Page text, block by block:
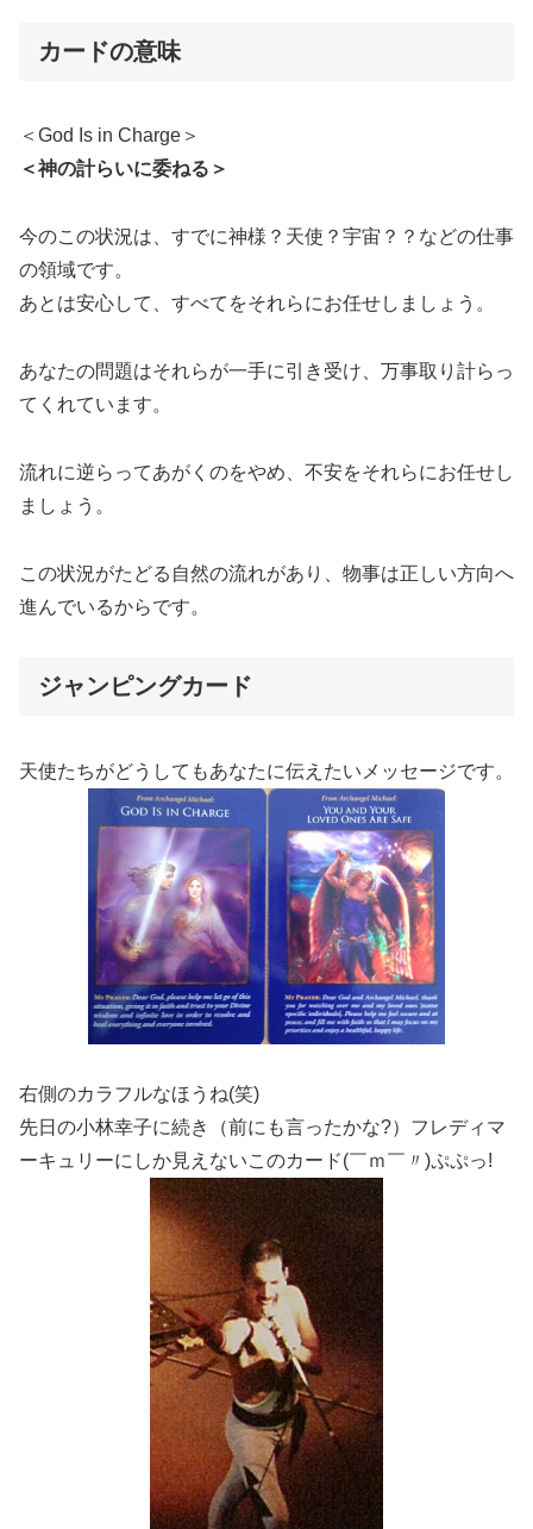
カードの意味
＜God Is in Charge＞
＜神の計らいに委ねる＞
今のこの状況は、すでに神様？天使？宇宙？？などの仕事
の領域です。
あとは安心して、すべてをそれらにお任せしましょう。
あなたの問題はそれらが一手に引き受け、万事取り計らっ
てくれています。
流れに逆らってあがくのをやめ、不安をそれらにお任せし
ましょう。
この状況がたどる自然の流れがあり、物事は正しい方向へ
進んでいるからです。
ジャンピングカード
天使たちがどうしてもあなたに伝えたいメッセージです。
右側のカラフルなほうね(笑)
先日の小林幸子に続き（前にも言ったかな?）フレディマ
ーキュリーにしか見えないこのカード(￣ｍ￣〃)ぷぷっ!